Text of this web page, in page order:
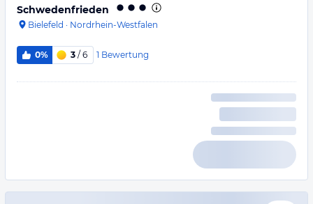
Schwedenfrieden
Bielefeld · Nordrhein-Westfalen
0% 3 / 6 1 Bewertung